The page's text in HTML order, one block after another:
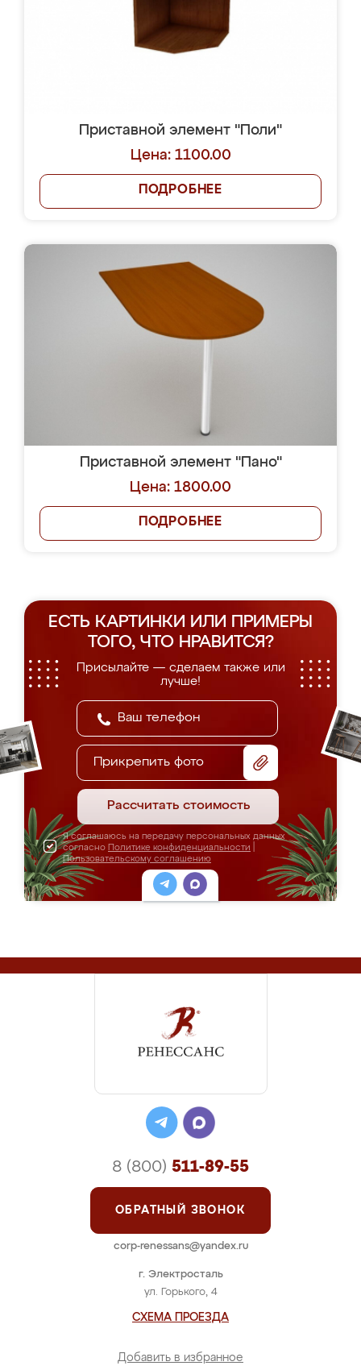
Приставной элемент "Поли"
Цена: 1100.00
ПОДРОБНЕЕ
Приставной элемент "Пано"
Цена: 1800.00
ПОДРОБНЕЕ
ЕСТЬ КАРТИНКИ ИЛИ ПРИМЕРЫ
ТОГО, ЧТО НРАВИТСЯ?
Присылайте — сделаем также или
лучше!
Прикрепить фото
Рассчитать стоимость
Я соглашаюсь на передачу персональных данных
согласно Политике конфиденциальности
Пользовательскому соглашению
г. Электросталь
ул. Горького, 4
СХЕМА ПРОЕЗДА
Добавить в избранное
8 (800) 511-89-55
ОБРАТНЫЙ ЗВОНОК
corp-renessans@yandex.ru